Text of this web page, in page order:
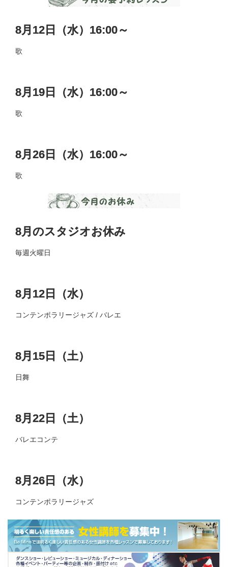
8月12日（水）16:00～
歌
8月19日（水）16:00～
歌
8月26日（水）16:00～
歌
8月のスタジオお休み
毎週火曜日
8月12日（水）
コンテンポラリージャズ / バレエ
8月15日（土）
日舞
8月22日（土）
バレエコンテ
8月26日（水）
コンテンポラリージャズ